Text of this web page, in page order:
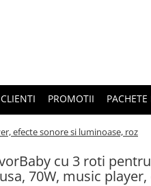
PROMOTII
efecte sonore si luminoase, roz
cu 3 roti
70W, music